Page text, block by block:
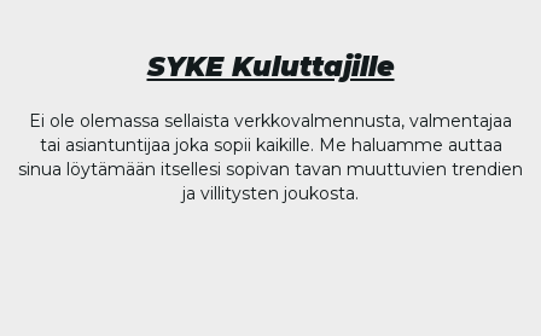
SYKE Kuluttajille
Ei ole olemassa sellaista verkkovalmennusta, valmentajaa
tai asiantuntijaa joka sopii kaikille. Me haluamme auttaa
sinua löytämään itsellesi sopivan tavan muuttuvien trendien
ja villitysten joukosta.